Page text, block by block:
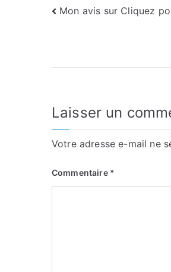
Navigation
l’article
Mon avis sur Cliquez
Laisser un
Votre adresse e-mail ne
Commentaire *